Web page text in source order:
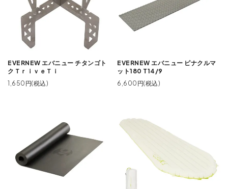
EVERNEW エバニュー チタンゴト
クＴｒｉｖｅＴｉ
1,650円(税込)
EVERNEW エバニュー ピナクルマ
ット180 T14/9
6,600円(税込)